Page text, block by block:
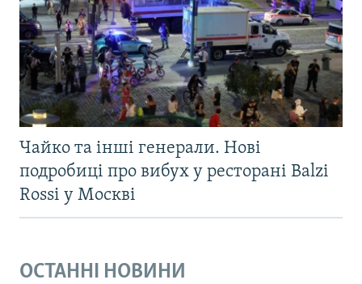
Чайко та інші генерали. Нові
подробиці про вибух у ресторані Balzi
Rossi у Москві
ОСТАННІ НОВИНИ